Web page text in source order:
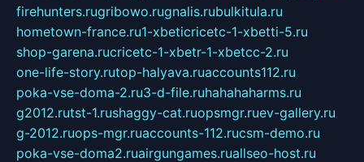
firehunters.rugribowo.rugnalis.rubulkitula.ru
hometown-france.ru1-xbeticricetc-1-xbetti-5.ru
shop-garena.rucricetc-1-xbetr-1-xbetcc-2.ru
one-life-story.rutop-halyava.ruaccounts112.ru
poka-vse-doma-2.ru3-d-file.ruhahahaharms.ru
g2012.rutst-1.rushaggy-cat.ruopsmgr.ruev-gallery.ru
g-2012.ruops-mgr.ruaccounts-112.rucsm-demo.ru
poka-vse-doma2.ruairgungames.ruallseo-host.ru